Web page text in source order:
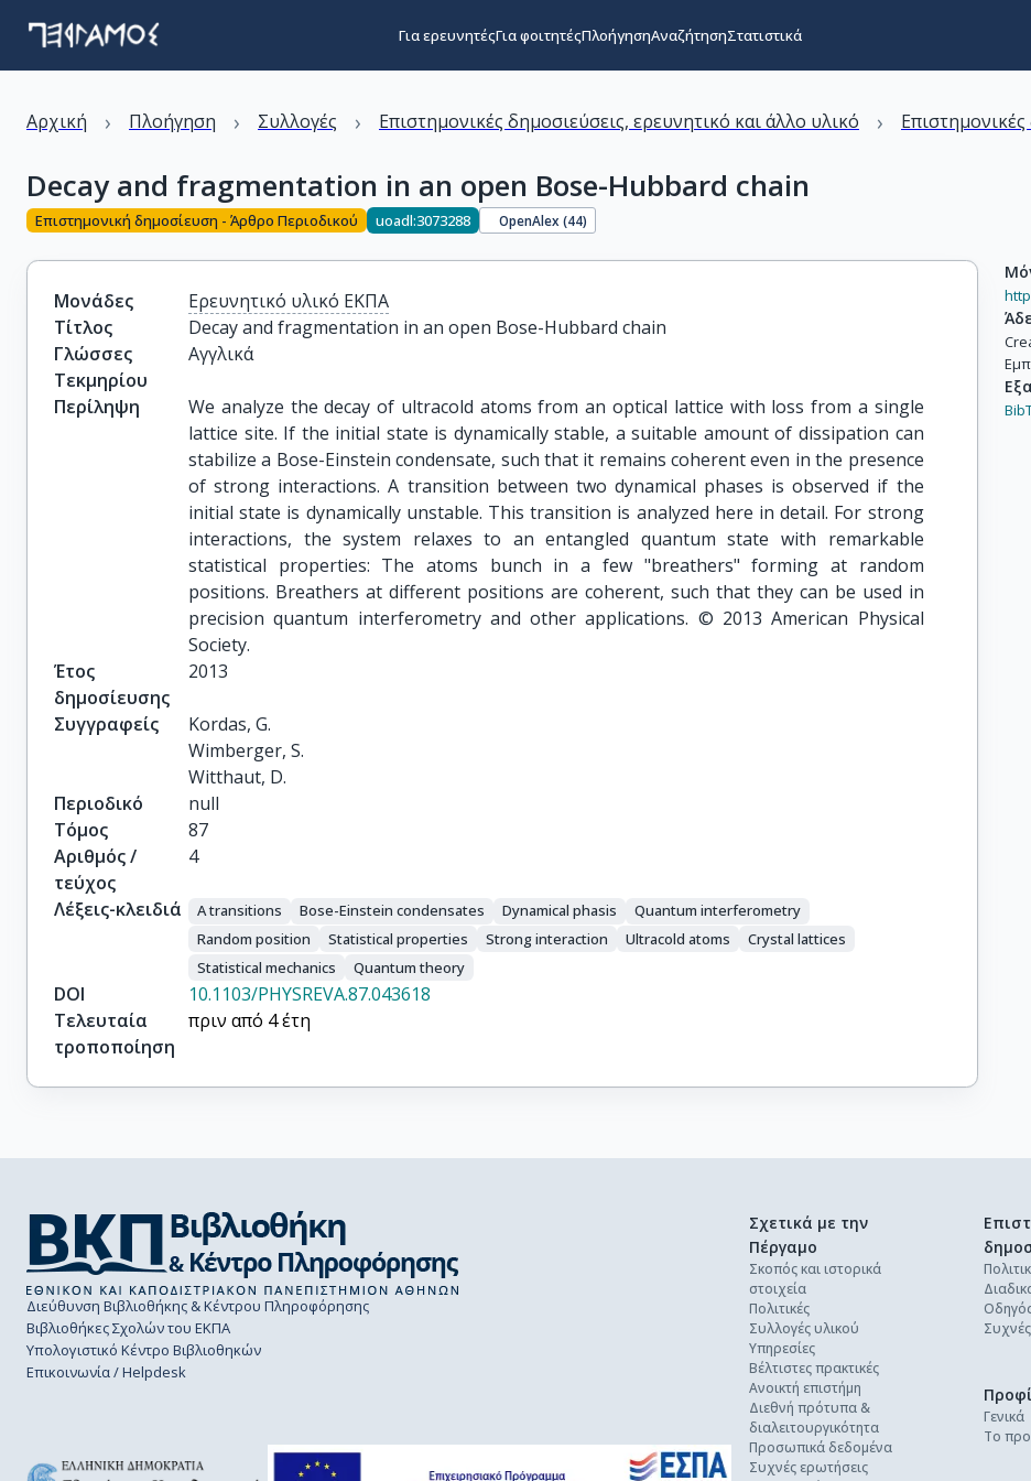
Για ερευνητέςΓια φοιτητέςΠλοήγησηΑναζήτησηΣτατιστικά
Αρχική › Πλοήγηση › Συλλογές › Επιστημονικές δημοσιεύσεις, ερευνητικό και άλλο υλικό ›
Decay and fragmentation in an open Bose-Hubbard chain
Επιστημονική δημοσίευση - Άρθρο Περιοδικού uoadl:3073288 OpenAlex (44)
Μονάδες
Ερευνητικό υλικό ΕΚΠΑ
Τίτλος
Decay and fragmentation in an open Bose-Hubbard chain
Γλώσσες
Τεκμηρίου
Αγγλικά
Περίληψη
We analyze the decay of ultracold atoms from an optical lattice with loss from a single
lattice site. If the initial state is dynamically stable, a suitable amount of dissipation can
stabilize a Bose-Einstein condensate, such that it remains coherent even in the presence
of strong interactions. A transition between two dynamical phases is observed if the
initial state is dynamically unstable. This transition is analyzed here in detail. For strong
interactions, the system relaxes to an entangled quantum state with remarkable
statistical properties: The atoms bunch in a few "breathers" forming at random
positions. Breathers at different positions are coherent, such that they can be used in
precision quantum interferometry and other applications. © 2013 American Physical
Society.
Έτος
δημοσίευσης
2013
Συγγραφείς
Kordas, G.
Wimberger, S.
Witthaut, D.
Περιοδικό
null
Τόμος
87
Αριθμός /
τεύχος
4
Λέξεις-κλειδιά A transitions Bose-Einstein condensates Dynamical phasis
Quantum interferometry
Random position
Statistical properties Strong interaction Ultracold atoms
Crystal lattices
Statistical mechanics
Quantum theory
DOI
10.1103/PHYSREVA.87.043618
Τελευταία
τροποποίηση
πριν από 4 έτη
Διεύθυνση Βιβλιοθήκης & Κέντρου Πληροφόρησης
Βιβλιοθήκες Σχολών του ΕΚΠΑ
Υπολογιστικό Κέντρο Βιβλιοθηκών
Επικοινωνία / Helpdesk
Σχετικά με την
Πέργαμο
Σκοπός και ιστορικά
στοιχεία
Πολιτικές
Συλλογές υλικού
Υπηρεσίες
Βέλτιστες πρακτικές
Ανοικτή επιστήμη
Διεθνή πρότυπα &
διαλειτουργικότητα
Προσωπικά δεδομένα
Συχνές ερωτήσεις
Γενικά
Το